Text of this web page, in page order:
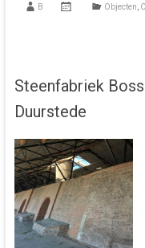
B Objecten
Steenfabriek
Duurstede